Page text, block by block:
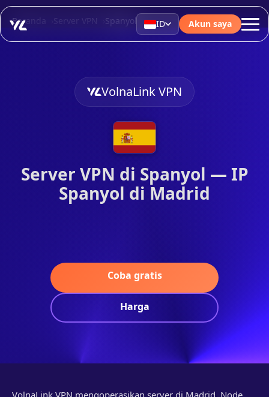
ID Akun saya
Beranda Server VPN Spanyol
VolnaLink VPN
Server VPN di Spanyol — IP
Spanyol di Madrid
Coba gratis
Harga
VolnaLink VPN mengoperasikan server di Madrid. Node